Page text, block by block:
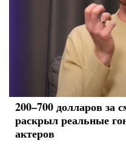
200–700 долларов за
раскрыл реальные
актеров